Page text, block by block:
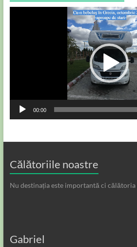
00:00
Călătoriile noastre
Nu destinația este importantă ci
Gabriel